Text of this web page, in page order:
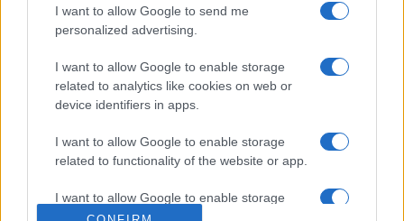
I want to allow Google to send me
personalized advertising.
I want to allow Google to enable storage
related to analytics like cookies on web or
device identifiers in apps.
I want to allow Google to enable storage
related to functionality of the website or app.
I want to allow Google to enable storage
related to personalization.
szeretetre méltó embert látjuk Szalma Editnél, míg a rideg,
sivár, matematikailag pontos, megszerkesztett világ kicsit
gúnyosan ábrázolt képe a másik oldalon Mészáros Márta
festményein és kollázsain Bár a megközelítés módja és
ábrázolása más kettőjük között, mégis a végeredmény
hasonló. Keresek, átélek, tükrözök, akár szép, akár rút, és
alkotok, mert a műalkotás már a görögök szerint is nemes,
akárcsak a műélvezet és ez a nemesség lelkünket is
megváltoztatja, etikailag is, emberileg is nemesít